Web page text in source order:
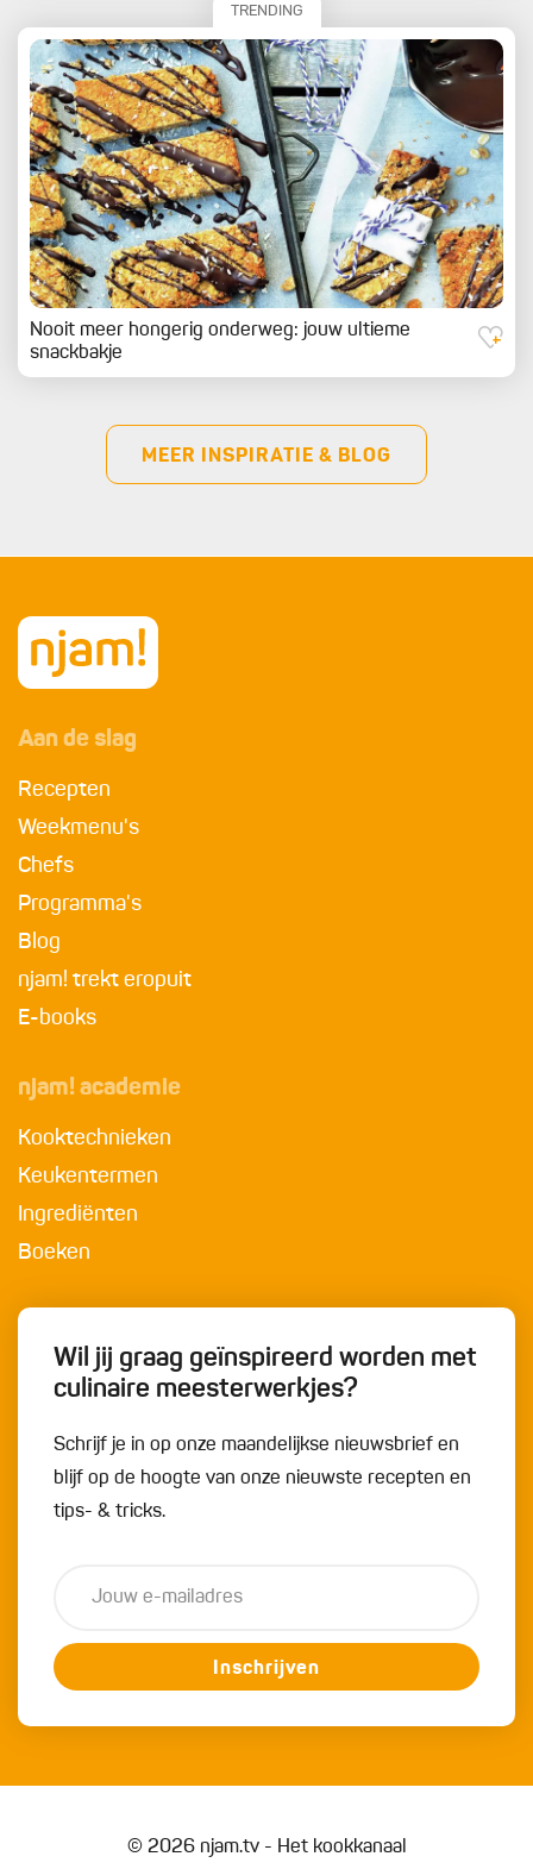
TRENDING
Nooit meer hongerig onderweg: jouw ultieme
snackbakje
MEER INSPIRATIE & BLOG
Aan de slag
Recepten
Weekmenu's
Chefs
Programma's
Blog
njam! trekt eropuit
E-books
njam! academie
Kooktechnieken
Keukentermen
Ingrediënten
Boeken
Wil jij graag geïnspireerd worden met
culinaire meesterwerkjes?
Schrijf je in op onze maandelijkse nieuwsbrief en
blijf op de hoogte van onze nieuwste recepten en
tips- & tricks.
Inschrijven
© 2026 njam.tv - Het kookkanaal